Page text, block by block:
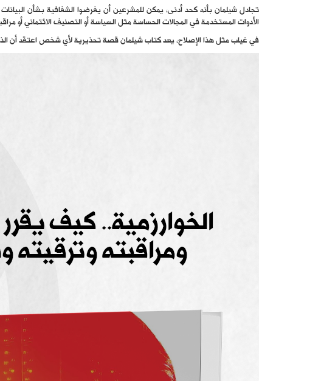
تجادل شيلمان بأنه كحد أدنى، يمكن للمشرعين أن يفرضوا الشفافية بشأن
الأدوات المستخدمة في المجالات الحساسة مثل السياسة أو التصنيف الائتماني أو
في غياب مثل هذا الإصلاح، يعد كتاب شيلمان قصة تحذيرية لأي شخص اعتقد أن